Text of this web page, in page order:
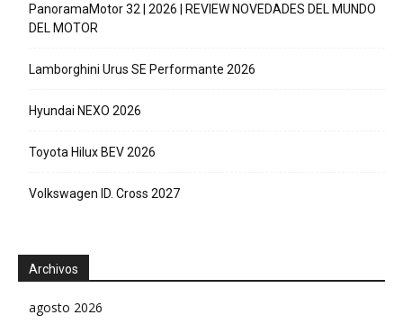
PanoramaMotor 32 | 2026 | REVIEW NOVEDADES DEL MUNDO
DEL MOTOR
Lamborghini Urus SE Performante 2026
Hyundai NEXO 2026
Toyota Hilux BEV 2026
Volkswagen ID. Cross 2027
Archivos
agosto 2026